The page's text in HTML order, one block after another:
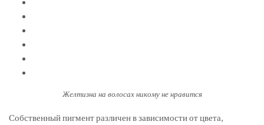
Желтизна на волосах никому не нравится
Собственный пигмент различен в зависимости от цвета,